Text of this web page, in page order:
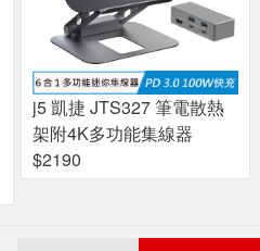
j5 凱捷 JTS327 筆電散熱
架附4K多功能集線器
$2190